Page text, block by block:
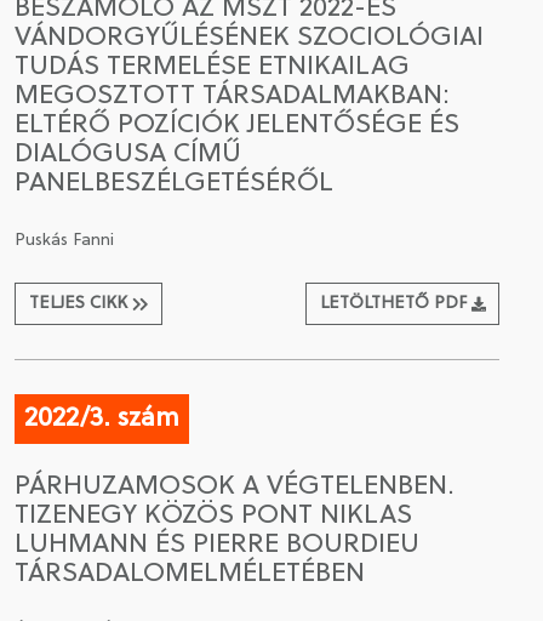
BESZÁMOLÓ AZ MSZT 2022-ES
VÁNDORGYŰLÉSÉNEK SZOCIOLÓGIAI
TUDÁS TERMELÉSE ETNIKAILAG
MEGOSZTOTT TÁRSADALMAKBAN:
ELTÉRŐ POZÍCIÓK JELENTŐSÉGE ÉS
DIALÓGUSA CÍMŰ
PANELBESZÉLGETÉSÉRŐL
Puskás Fanni
TELJES CIKK LETÖLTHETŐ PDF
2022/3. szám
PÁRHUZAMOSOK A VÉGTELENBEN.
TIZENEGY KÖZÖS PONT NIKLAS
LUHMANN ÉS PIERRE BOURDIEU
TÁRSADALOMELMÉLETÉBEN